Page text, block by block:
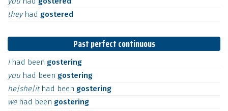
they had gostered
Past perfect continuous
I had been gostering
you had been gostering
he|she|it had been gostering
we had been gostering